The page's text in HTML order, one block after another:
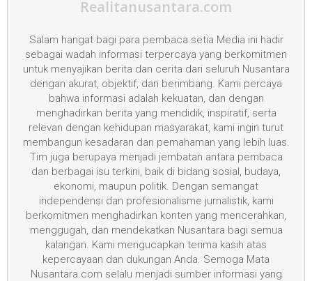
Realitanusantara.com
Salam hangat bagi para pembaca setia Media ini hadir
sebagai wadah informasi terpercaya yang berkomitmen
untuk menyajikan berita dan cerita dari seluruh Nusantara
dengan akurat, objektif, dan berimbang. Kami percaya
bahwa informasi adalah kekuatan, dan dengan
menghadirkan berita yang mendidik, inspiratif, serta
relevan dengan kehidupan masyarakat, kami ingin turut
membangun kesadaran dan pemahaman yang lebih luas.
Tim juga berupaya menjadi jembatan antara pembaca
dan berbagai isu terkini, baik di bidang sosial, budaya,
ekonomi, maupun politik. Dengan semangat
independensi dan profesionalisme jurnalistik, kami
berkomitmen menghadirkan konten yang mencerahkan,
menggugah, dan mendekatkan Nusantara bagi semua
kalangan. Kami mengucapkan terima kasih atas
kepercayaan dan dukungan Anda. Semoga Mata
Nusantara.com selalu menjadi sumber informasi yang